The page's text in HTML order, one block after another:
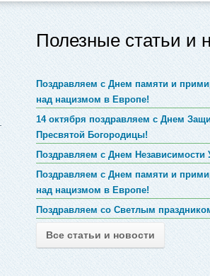
Полезные статьи и
Поздравляем с Днем памяти и
над нацизмом в Европе!
14 октября поздравляем с Днем
Пресвятой Богородицы!
Поздравляем с Днем Независимости
Поздравляем с Днем памяти и
над нацизмом в Европе!
Поздравляем со Светлым
Все статьи и новости